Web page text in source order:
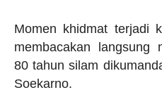
Momen khidmat terjadi
membacakan langsung
80 tahun silam
Soekarno.